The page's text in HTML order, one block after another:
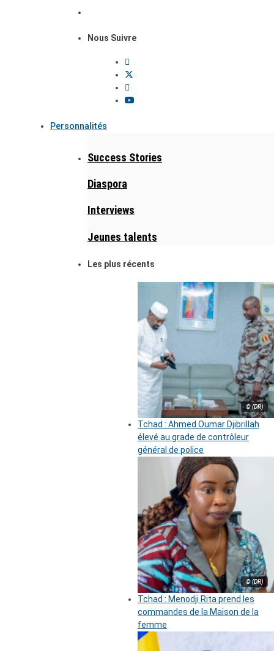
Nous Suivre
Personnalités
Success Stories
Diaspora
Interviews
Jeunes talents
Les plus récents
© (DR)
Tchad : Ahmed Oumar Djibrillah
élevé au grade de contrôleur
général de police
© (DR)
Tchad : Menodji Rita prend les
commandes de la Maison de la
femme